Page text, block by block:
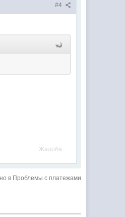
#4
Жалоба
в Проблемы с платежами